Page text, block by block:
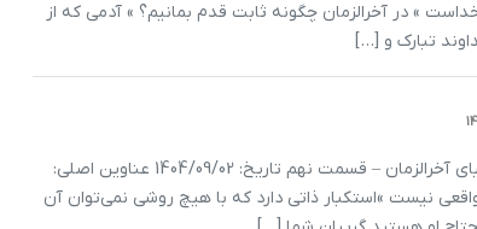
» در آخرالزمان چگونه ثابت قدم بمانیم؟ » آدمی که از
تبارک و […]
یا انیس متن سخنرانی سید محمد انجوی نژاد موضوع: دنیای آخرالزمان – قسمت نهم تاریخ: 1404/09/02 عناوین اصلی:
نیست »استکبار ذاتی دارد که با هیچ روشی نمی‌توان آن